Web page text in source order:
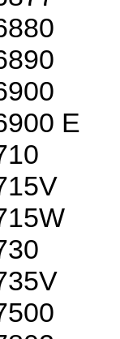
E